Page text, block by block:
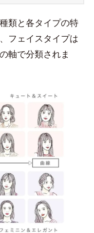
類と各タイプの特
フェイスタイプは
の軸で分類されま